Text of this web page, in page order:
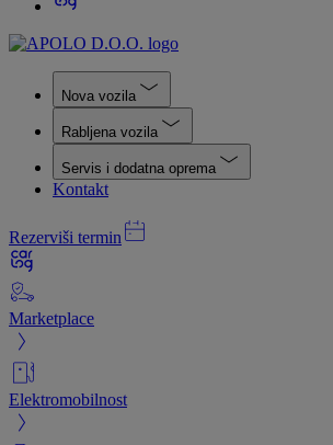
Nova vozila
Rabljena vozila
Servis i dodatna oprema
Kontakt
Rezerviši termin
Marketplace
Elektromobilnost